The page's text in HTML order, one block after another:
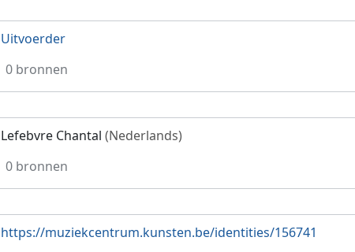
Uitvoerder
0 bronnen
Lefebvre Chantal (Nederlands)
0 bronnen
https://muziekcentrum.kunsten.be/identities/156741